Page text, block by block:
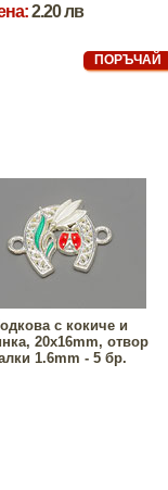
2.20 лв
с кокиче и
20x16mm, отвор
1.6mm - 5 бр.